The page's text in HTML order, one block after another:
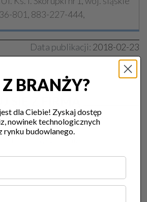
801, 883-227-444,
Data publikacji: 2018-02-23
AA
usługę tej firmy lub zapytać o
Z BRANŻY?
dla Ciebie! Zyskaj dostęp
nowinek technologicznych
rynku budowlanego.